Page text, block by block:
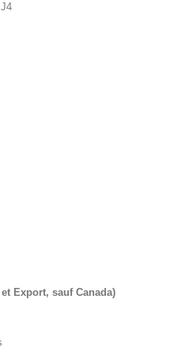
Export, sauf Canada)